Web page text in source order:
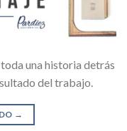
una historia detrás
del trabajo.
→